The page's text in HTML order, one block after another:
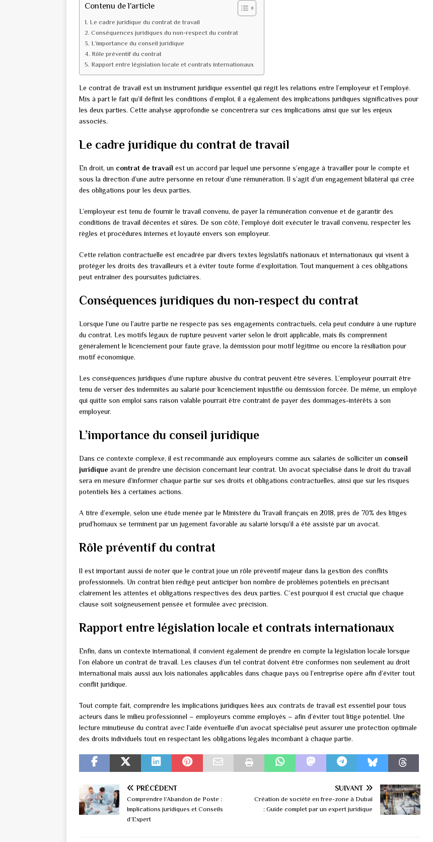
Contenu de l'article
Le cadre juridique du contrat de travail
Conséquences juridiques du non-respect du contrat
L’importance du conseil juridique
Rôle préventif du contrat
Rapport entre législation locale et contrats internationaux
Le contrat de travail est un instrument juridique essentiel qui régit les relations entre l’employeur et l’employé.
Mis à part le fait qu’il définit les conditions d’emploi, il a également des implications juridiques significatives pour
les deux parties. Cette analyse approfondie se concentrera sur ces implications ainsi que sur les enjeux
associés.
Le cadre juridique du contrat de travail
En droit, un contrat de travail est un accord par lequel une personne s’engage à travailler pour le compte et
sous la direction d’une autre personne en retour d’une rémunération. Il s’agit d’un engagement bilatéral qui crée
des obligations pour les deux parties.
L’employeur est tenu de fournir le travail convenu, de payer la rémunération convenue et de garantir des
conditions de travail décentes et sûres. De son côté, l’employé doit exécuter le travail convenu, respecter les
règles et procédures internes et loyauté envers son employeur.
Cette relation contractuelle est encadrée par divers textes législatifs nationaux et internationaux qui visent à
protéger les droits des travailleurs et à éviter toute forme d’exploitation. Tout manquement à ces obligations
peut entraîner des poursuites judiciaires.
Conséquences juridiques du non-respect du contrat
Lorsque l’une ou l’autre partie ne respecte pas ses engagements contractuels, cela peut conduire à une rupture
du contrat. Les motifs légaux de rupture peuvent varier selon le droit applicable, mais ils comprennent
généralement le licenciement pour faute grave, la démission pour motif légitime ou encore la résiliation pour
motif économique.
Les conséquences juridiques d’une rupture abusive du contrat peuvent être sévères. L’employeur pourrait être
tenu de verser des indemnités au salarié pour licenciement injustifié ou démission forcée. De même, un employé
qui quitte son emploi sans raison valable pourrait être contraint de payer des dommages-intérêts à son
employeur.
L’importance du conseil juridique
Dans ce contexte complexe, il est recommandé aux employeurs comme aux salariés de solliciter un conseil
juridique avant de prendre une décision concernant leur contrat. Un avocat spécialisé dans le droit du travail
sera en mesure d’informer chaque partie sur ses droits et obligations contractuelles, ainsi que sur les risques
potentiels liés à certaines actions.
A titre d’exemple, selon une étude menée par le Ministère du Travail français en 2018, près de 70% des litiges
prud’homaux se terminent par un jugement favorable au salarié lorsqu’il a été assisté par un avocat.
Rôle préventif du contrat
Il est important aussi de noter que le contrat joue un rôle préventif majeur dans la gestion des conflits
professionnels. Un contrat bien rédigé peut anticiper bon nombre de problèmes potentiels en précisant
clairement les attentes et obligations respectives des deux parties. C’est pourquoi il est crucial que chaque
clause soit soigneusement pensée et formulée avec précision.
Rapport entre législation locale et contrats internationaux
Enfin, dans un contexte international, il convient également de prendre en compte la législation locale lorsque
l’on élabore un contrat de travail. Les clauses d’un tel contrat doivent être conformes non seulement au droit
international mais aussi aux lois nationales applicables dans chaque pays où l’entreprise opère afin d’éviter tout
conflit juridique.
Tout compte fait, comprendre les implications juridiques liées aux contrats de travail est essentiel pour tous
acteurs dans le milieu professionnel – employeurs comme employés – afin d’éviter tout litige potentiel. Une
lecture minutieuse du contrat avec l’aide éventuelle d’un avocat spécialisé peut assurer une protection optimale
des droits individuels tout en respectant les obligations légales incombant à chaque partie.
PRÉCÉDENT
Comprendre l’Abandon de Poste :
Implications juridiques et Conseils
d’Expert
SUIVANT
Création de société en free-zone à Dubaï
: Guide complet par un expert juridique